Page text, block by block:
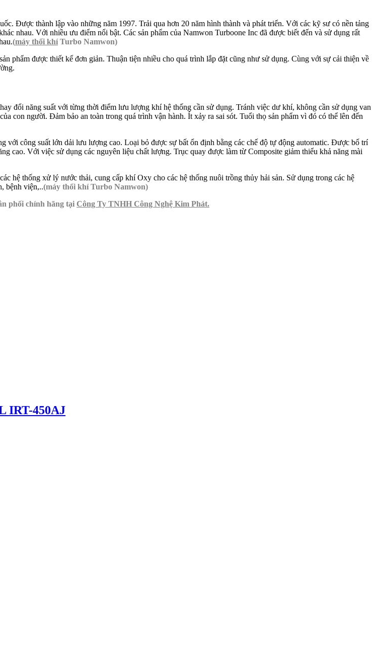
Được thành lập vào những năm 1997. Trải qua hơn 20 năm hình thành và phát triển. Với các kỹ sư có nền tảng
nhau. Với nhiều ưu điểm nổi bật. Các sản phẩm của Namwon Turboone Inc đã được biết đến và sử dụng rất
(máy thổi khíTurbo Namwon)
phẩm được thiết kế đơn giản. Thuận tiện nhiều cho quá trình lắp đặt cũng như sử dụng. Cùng với sự cải thiện về
đổi năng suất với từng thời điểm lưu lượng khí hệ thống cần sử dụng. Tránh việc dư khí, không cần sử dụng van
con người. Đảm bảo an toàn trong quá trình vận hành. Ít xảy ra sai sót. Tuổi thọ sản phẩm vì đó có thể lên đến
với công suất lớn dải lưu lượng cao. Loại bỏ được sự bất ổn định bằng các chế độ tự động automatic. Được bố trí
cao. Với việc sử dụng các nguyên liệu chất lượng. Trục quay được làm từ Composite giảm thiểu khả năng mài
hệ thống xử lý nước thải, cung cấp khí Oxy cho các hệ thống nuôi trồng thủy hải sản. Sử dụng trong các hệ
bệnh viện,..(máy thổi khí Turbo Namwon)
phối chính hãng tại Công Ty TNHH Công Nghệ Kim Phát.
IRT-450AJ